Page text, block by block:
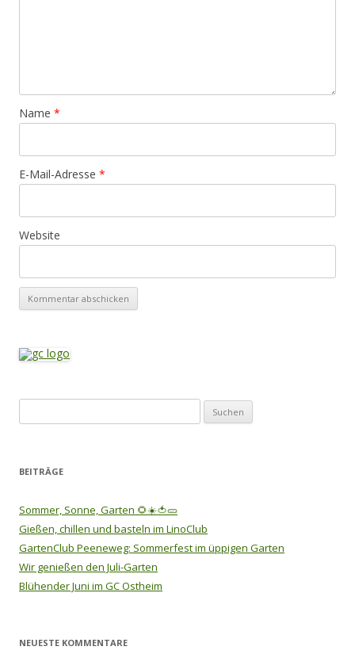
Name *
E-Mail-Adresse *
Website
nach:
BEITRÄGE
Sommer, Sonne, Garten 🌻☀️🍅🥒
Gießen, chillen und basteln im LinoClub
GartenClub Peeneweg: Sommerfest im üppigen Garten
Wir genießen den Juli-Garten
Blühender Juni im GC Ostheim
NEUESTE KOMMENTARE